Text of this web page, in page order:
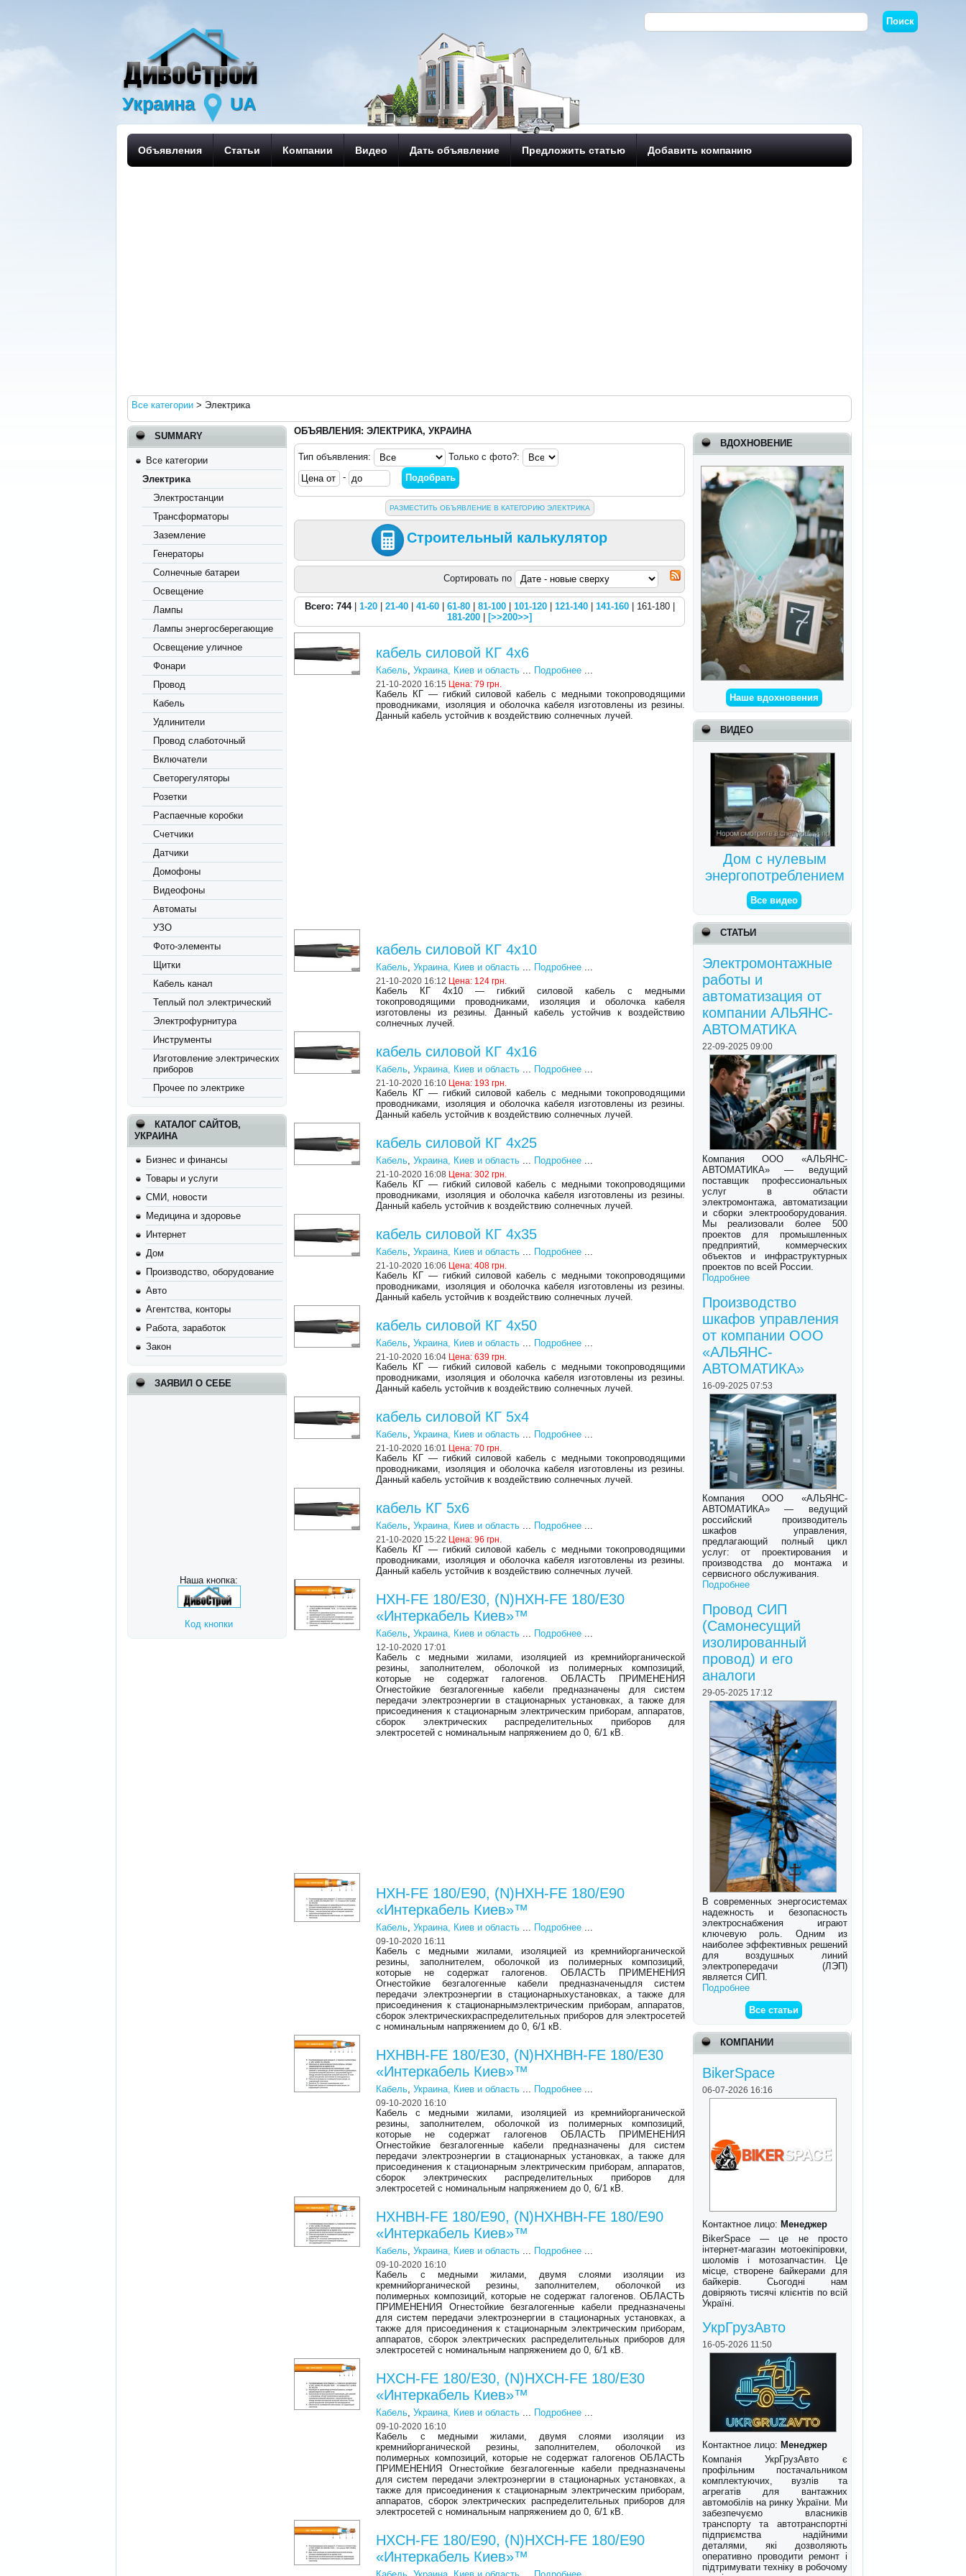
Украина UA
Объявления Статьи Компании Видео Дать объявление Предложить статью Добавить компанию
Все категории > Электрика
SUMMARY
Все категории
Электрика
Электростанции
Трансформаторы
Заземление
Генераторы
Солнечные батареи
Освещение
Лампы
Лампы энергосберегающие
Освещение уличное
Фонари
Провод
Кабель
Удлинители
Провод слаботочный
Включатели
Светорегуляторы
Розетки
Распаечные коробки
Счетчики
Датчики
Домофоны
Видеофоны
Автоматы
УЗО
Фото-элементы
Щитки
Кабель канал
Теплый пол электрический
Электрофурнитура
Инструменты
Изготовление электрических
приборов
Прочее по электрике
КАТАЛОГ САЙТОВ,
УКРАИНА
Бизнес и финансы
Товары и услуги
СМИ, новости
Медицина и здоровье
Интернет
Дом
Производство, оборудование
Авто
Агентства, конторы
Работа, заработок
Закон
ЗАЯВИЛ О СЕБЕ
Наша кнопка:
Код кнопки
ВДОХНОВЕНИЕ
Наше вдохновения
ВИДЕО
Дом с нулевым
энергопотреблением
Все видео
СТАТЬИ
Электромонтажные
работы и
автоматизация от
компании АЛЬЯНС-
АВТОМАТИКА
22-09-2025 09:00
Компания ООО «АЛЬЯНС-
АВТОМАТИКА» — ведущий
поставщик профессиональных
услуг в области
электромонтажа, автоматизации
и сборки электрооборудования.
Мы реализовали более 500
проектов для промышленных
предприятий, коммерческих
объектов и инфраструктурных
проектов по всей России.
Подробнее
Производство
шкафов управления
от компании ООО
«АЛЬЯНС-
АВТОМАТИКА»
16-09-2025 07:53
Компания ООО «АЛЬЯНС-
АВТОМАТИКА» — ведущий
российский производитель
шкафов управления,
предлагающий полный цикл
услуг: от проектирования и
производства до монтажа и
сервисного обслуживания.
Подробнее
Провод СИП
(Самонесущий
изолированный
провод) и его
аналоги
29-05-2025 17:12
В современных энергосистемах
надежность и безопасность
электроснабжения играют
ключевую роль. Одним из
наиболее эффективных решений
для воздушных линий
электропередачи (ЛЭП)
является СИП.
Подробнее
Все статьи
КОМПАНИИ
BikerSpace
06-07-2026 16:16
Контактное лицо: Менеджер
BikerSpace — це не просто
інтернет-магазин мотоекіпіровки,
шоломів і мотозапчастин. Це
місце, створене байкерами для
байкерів. Сьогодні нам
довіряють тисячі клієнтів по всій
Україні.
УкрГрузАвто
16-05-2026 11:50
Контактное лицо: Менеджер
Компанія УкрГрузАвто є
профільним постачальником
комплектуючих, вузлів та
агрегатів для вантажних
автомобілів на ринку України. Ми
забезпечуємо власників
транспорту та автотранспортні
підприємства надійними
деталями, які дозволяють
оперативно проводити ремонт і
підтримувати техніку в робочому
ОБЪЯВЛЕНИЯ: ЭЛЕКТРИКА, УКРАИНА
Тип объявления:
Только с фото?:
-
РАЗМЕСТИТЬ ОБЪЯВЛЕНИЕ В КАТЕГОРИЮ ЭЛЕКТРИКА
Строительный калькулятор
Сортировать по
Всего: 744| 1-20| 21-40| 41-60| 61-80| 81-100| 101-120| 121-140| 141-160| 161-180 |
181-200
[>>200>>]
кабель силовой КГ 4х6
Кабель,Украина, Киев и область ... Подробнее ...
21-10-2020 16:15 Цена:79 грн.
Кабель КГ ― гибкий силовой кабель с медными токопроводящими
проводниками, изоляция и оболочка кабеля изготовлены из резины.
Данный кабель устойчив к воздействию солнечных лучей.
кабель силовой КГ 4х10
Кабель,Украина, Киев и область ... Подробнее ...
21-10-2020 16:12 Цена: 124 грн.
Кабель КГ 4х10 ― гибкий силовой кабель с медными
токопроводящими проводниками, изоляция и оболочка кабеля
изготовлены из резины. Данный кабель устойчив к воздействию
солнечных лучей.
кабель силовой КГ 4х16
Кабель,Украина, Киев и область ... Подробнее ...
21-10-2020 16:10 Цена: 193 грн.
Кабель КГ ― гибкий силовой кабель с медными токопроводящими
проводниками, изоляция и оболочка кабеля изготовлены из резины.
Данный кабель устойчив к воздействию солнечных лучей.
кабель силовой КГ 4х25
Кабель,Украина, Киев и область ... Подробнее ...
21-10-2020 16:08 Цена:302 грн.
Кабель КГ ― гибкий силовой кабель с медными токопроводящими
проводниками, изоляция и оболочка кабеля изготовлены из резины.
Данный кабель устойчив к воздействию солнечных лучей.
кабель силовой КГ 4х35
Кабель,Украина, Киев и область ... Подробнее ...
21-10-2020 16:06 Цена:408 грн.
Кабель КГ ― гибкий силовой кабель с медными токопроводящими
проводниками, изоляция и оболочка кабеля изготовлены из резины.
Данный кабель устойчив к воздействию солнечных лучей.
кабель силовой КГ 4х50
Кабель,Украина, Киев и область ... Подробнее ...
21-10-2020 16:04 Цена:639 грн.
Кабель КГ ― гибкий силовой кабель с медными токопроводящими
проводниками, изоляция и оболочка кабеля изготовлены из резины.
Данный кабель устойчив к воздействию солнечных лучей.
кабель силовой КГ 5х4
Кабель,Украина, Киев и область ... Подробнее ...
21-10-2020 16:01 Цена:70 грн.
Кабель КГ ― гибкий силовой кабель с медными токопроводящими
проводниками, изоляция и оболочка кабеля изготовлены из резины.
Данный кабель устойчив к воздействию солнечных лучей.
кабель КГ 5х6
Кабель,Украина, Киев и область ... Подробнее ...
21-10-2020 15:22 Цена:96 грн.
Кабель КГ ― гибкий силовой кабель с медными токопроводящими
проводниками, изоляция и оболочка кабеля изготовлены из резины.
Данный кабель устойчив к воздействию солнечных лучей.
HXH-FE 180/E30, (N)HXH-FE 180/E30
«Интеркабель Киев»™
Кабель,Украина, Киев и область ... Подробнее ...
12-10-2020 17:01
Кабель с медными жилами, изоляцией из кремнийорганической
резины, заполнителем, оболочкой из полимерных композиций,
которые не содержат галогенов. ОБЛАСТЬ ПРИМЕНЕНИЯ
Огнестойкие безгалогенные кабели предназначены для систем
передачи электроэнергии в стационарных установках, а также для
присоединения к стационарным электрическим приборам, аппаратов,
сборок электрических распределительных приборов для
электросетей с номинальным напряжением до 0, 6/1 кВ.
HXH-FE 180/E90, (N)HXH-FE 180/E90
«Интеркабель Киев»™
Кабель,Украина, Киев и область ... Подробнее ...
09-10-2020 16:11
Кабель с медными жилами, изоляцией из кремнийорганической
резины, заполнителем, оболочкой из полимерных композиций,
которые не содержат галогенов. ОБЛАСТЬ ПРИМЕНЕНИЯ
Огнестойкие безгалогенные кабели предназначеныдля систем
передачи электроэнергии в стационарныхустановках, а также для
присоединения к стационарнымэлектрическим приборам, аппаратов,
сборок электрическихраспределительных приборов для электросетей
с номинальным напряжением до 0, 6/1 кВ.
HXHBH-FE 180/E30, (N)HXHBH-FE 180/E30
«Интеркабель Киев»™
Кабель,Украина, Киев и область ... Подробнее ...
09-10-2020 16:10
​Кабель с медными жилами, изоляцией из кремнийорганической
резины, заполнителем, оболочкой из полимерных композиций,
которые не содержат галогенов ОБЛАСТЬ ПРИМЕНЕНИЯ
Огнестойкие безгалогенные кабели предназначены для систем
передачи электроэнергии в стационарных установках, а также для
присоединения к стационарным электрическим приборам, аппаратов,
сборок электрических распределительных приборов для
электросетей с номинальным напряжением до 0, 6/1 кВ.
HXHBH-FE 180/E90, (N)HXHBH-FE 180/E90
«Интеркабель Киев»™
Кабель,Украина, Киев и область ... Подробнее ...
09-10-2020 16:10
​Кабель с медными жилами, двумя слоями изоляции из
кремнийорганической резины, заполнителем, оболочкой из
полимерных композиций, которые не содержат галогенов. ОБЛАСТЬ
ПРИМЕНЕНИЯ Огнестойкие безгалогенные кабели предназначены
для систем передачи электроэнергии в стационарных установках, а
также для присоединения к стационарным электрическим приборам,
аппаратов, сборок электрических распределительных приборов для
электросетей с номинальным напряжением до 0, 6/1 кВ.
HXCH-FE 180/E30, (N)HXCH-FE 180/E30
«Интеркабель Киев»™
Кабель,Украина, Киев и область ... Подробнее ...
09-10-2020 16:10
Кабель с медными жилами, двумя слоями изоляции из
кремнийорганической резины, заполнителем, оболочкой из
полимерных композиций, которые не содержат галогенов ОБЛАСТЬ
ПРИМЕНЕНИЯ Огнестойкие безгалогенные кабели предназначены
для систем передачи электроэнергии в стационарных установках, а
также для присоединения к стационарным электрическим приборам,
аппаратов, сборок электрических распределительных приборов для
электросетей с номинальным напряжением до 0, 6/1 кВ.
HXCН-FE 180/E90, (N)HXCН-FE 180/E90
«Интеркабель Киев»™